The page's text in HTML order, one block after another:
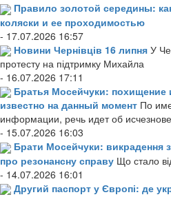
Правило золотой середины:
коляски и ее проходимостью
- 17.07.2026 16:57
Новини Чернівців 16 липня У
протесту на підтримку Михайла
- 16.07.2026 17:11
Братья Мосейчуки: похищение
известно на данный момент По
информации, речь идет об
- 15.07.2026 16:03
Брати Мосейчуки: викрадення
про резонансну справу Що стало
- 14.07.2026 16:01
Другий паспорт у Європі: де